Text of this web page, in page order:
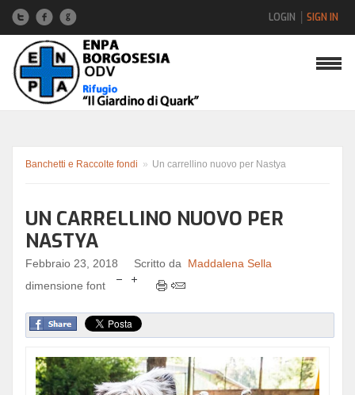
LOGIN SIGN IN
Banchetti e Raccolte fondi » Un carrellino nuovo per Nastya
UN CARRELLINO NUOVO PER
NASTYA
Febbraio 23, 2018 Scritto da Maddalena Sella
dimensione font
Nome utente
Hai dimenticato la password?
Hai dimenticato il nome utente?